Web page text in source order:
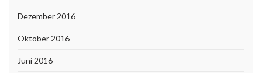
Dezember 2016
Oktober 2016
Juni 2016